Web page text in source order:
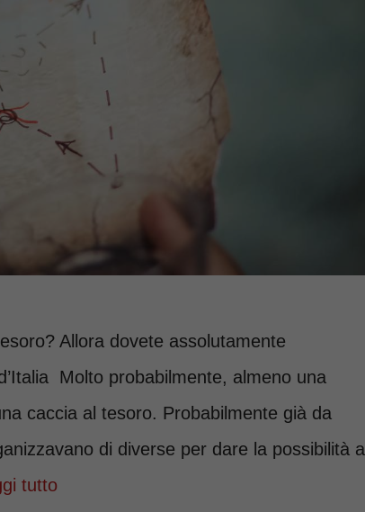
Allora dovete assolutamente
Molto probabilmente, almeno una
caccia al tesoro. Probabilmente già da
di diverse per dare la possibilità a
tutto